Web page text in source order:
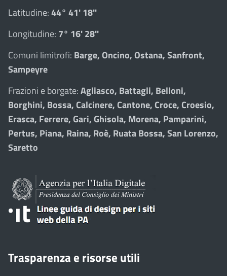
Latitudine:44° 41' 18''
Longitudine: 7° 16' 28''
Comuni limitrofi: Barge, Oncino, Ostana, Sanfront,
Sampeyre
Frazioni e borgate:Agliasco, Battagli, Belloni,
Borghini, Bossa, Calcinere, Cantone, Croce, Croesio,
Erasca, Ferrere, Gari, Ghisola, Morena, Pamparini,
Pertus, Piana, Raina, Roè, Ruata Bossa, San Lorenzo,
Saretto
Trasparenza e risorse utili